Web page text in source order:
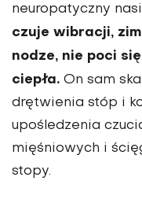
neuropatyczny
czuje wibracji,
nodze, nie poci
ciepła. On sam
drętwienia stóp i
upośledzenia
mięśniowych i
stopy.